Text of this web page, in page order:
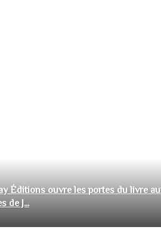
Éditions ouvre les portes du livre
de J...